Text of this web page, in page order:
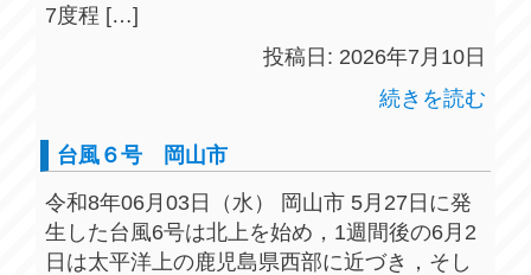
7度程 […]
投稿日: 2026年7月10日
続きを読む
台風６号 岡山市
令和8年06月03日（水） 岡山市 5月27日に発
生した台風6号は北上を始め，1週間後の6月2
日は太平洋上の鹿児島県西部に近づき，そし